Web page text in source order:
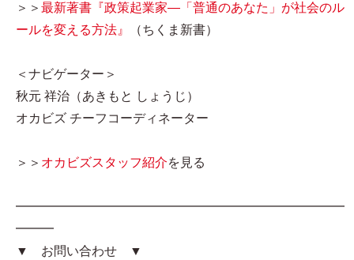
＞＞ 最新著書『政策起業家―「普通のあなた」が社会のル
ールを変える方法』
（ちくま新書）
＜ナビゲーター＞
秋元 祥治（あきもと しょうじ）
オカビズ チーフコーディネーター
＞＞ オカビズスタッフ紹介を見る
━━━━━━━━━━━━━━━━━━━━━━━━━━
━━━
▼ お問い合わせ ▼